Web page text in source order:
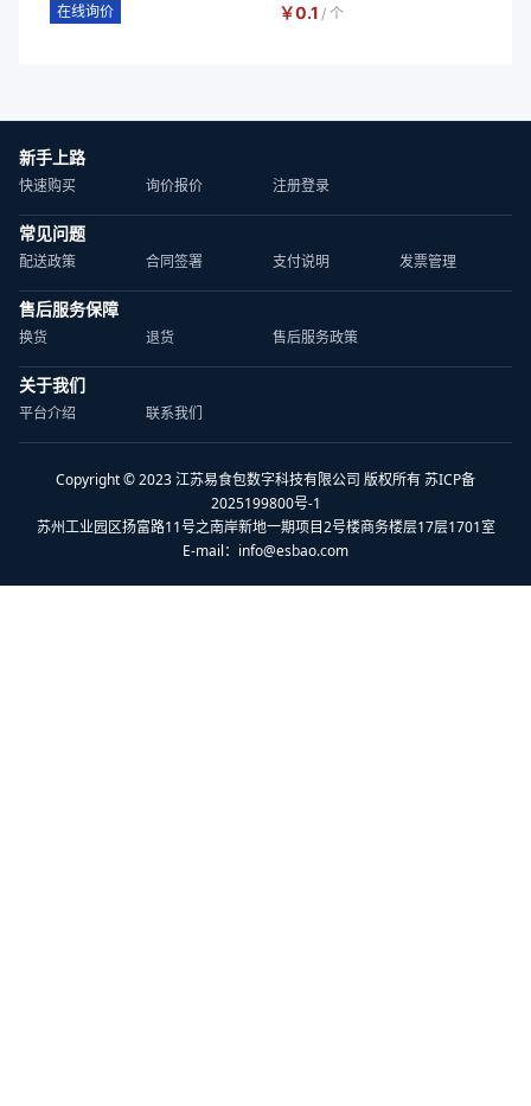
在线询价
￥0.1 / 个
新手上路
快速购买 询价报价 注册登录
常见问题
配送政策 合同签署 支付说明 发票管理
售后服务保障
换货 退货 售后服务政策
关于我们
平台介绍 联系我们
Copyright © 2023 江苏易食包数字科技有限公司 版权所有 苏ICP备
2025199800号-1
苏州工业园区扬富路11号之南岸新地一期项目2号楼商务楼层17层1701室
E-mail： info@esbao.com